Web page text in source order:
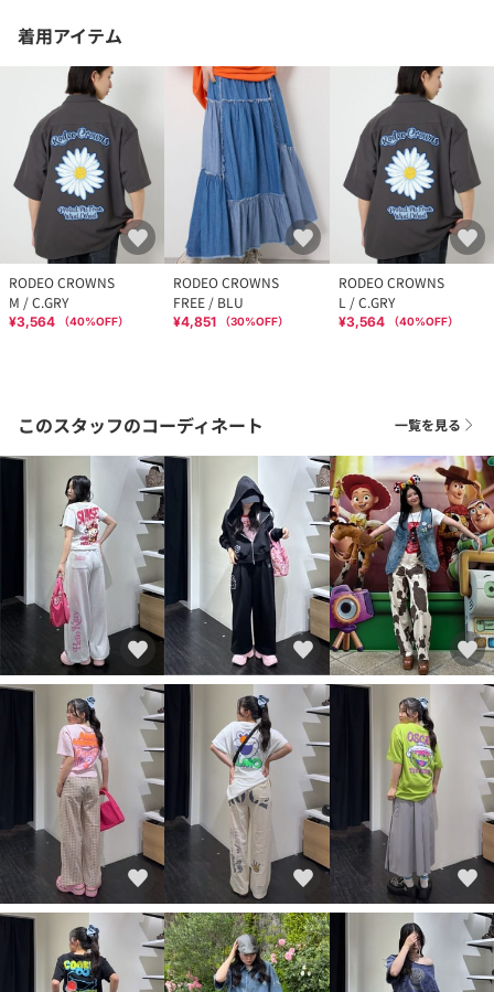
着用アイテム
RODEO CROWNS
M / C.GRY
¥3,564 （40%OFF）
RODEO CROWNS
FREE / BLU
¥4,851 （30%OFF）
RODEO CROWNS
L / C.GRY
¥3,564 （40%OFF）
このスタッフのコーディネート 一覧を見る